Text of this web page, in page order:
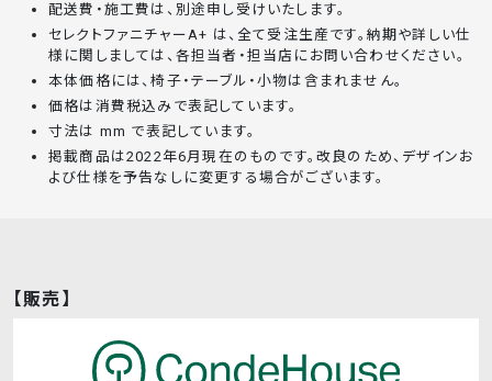
配送費・施工費は、別途申し受けいたします。
セレクトファニチャーA+ は、全て受注生産です。納期や詳しい仕
様に関しましては、各担当者・担当店にお問い合わせください。
本体価格には、椅子・テーブル・小物は含まれません。
価格は消費税込みで表記しています。
寸法は mm で表記しています。
掲載商品は2022年6月現在のものです。改良のため、デザインお
よび仕様を予告なしに変更する場合がございます。
【販売】